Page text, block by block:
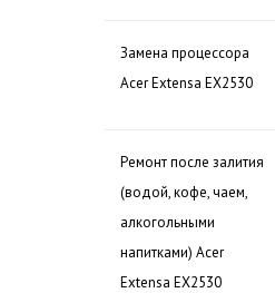
Замена процессора
Acer Extensa EX2530
Ремонт после залития
(водой, кофе, чаем,
алкогольными
напитками) Acer
Extensa EX2530